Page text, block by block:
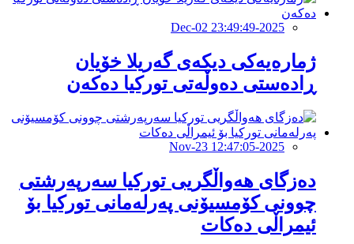
2025-Dec-02 23:49:49
ژمارەیەکی دیكەی گەریلا خۆیان
ڕادەستی دەوڵەتی تورکیا دەكەن
2025-Nov-23 12:47:05
دەزگای هەواڵگریی توركیا سەرپەرشتی
چوونی کۆمسیۆنی پەرلەمانی تورکیا بۆ
ئیمراڵی دەكات